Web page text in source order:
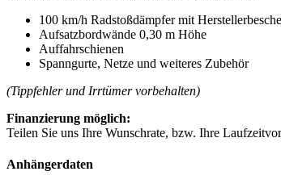
100 km/h Radstoßdämpfer mit
Aufsatzbordwände 0,30 m Höhe
Auffahrschienen
Spanngurte, Netze und weiteres Zubehör
(Tippfehler und Irrtümer vorbehalten)
Finanzierung möglich:
Teilen Sie uns Ihre Wunschrate, bzw. Ihre
Anhängerdaten